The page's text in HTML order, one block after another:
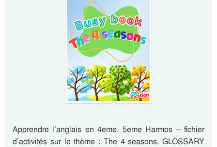
Apprendre l’anglais en 4eme, 5eme Harmos – fichier
d’activités sur le thème : The 4 seasons. GLOSSARY